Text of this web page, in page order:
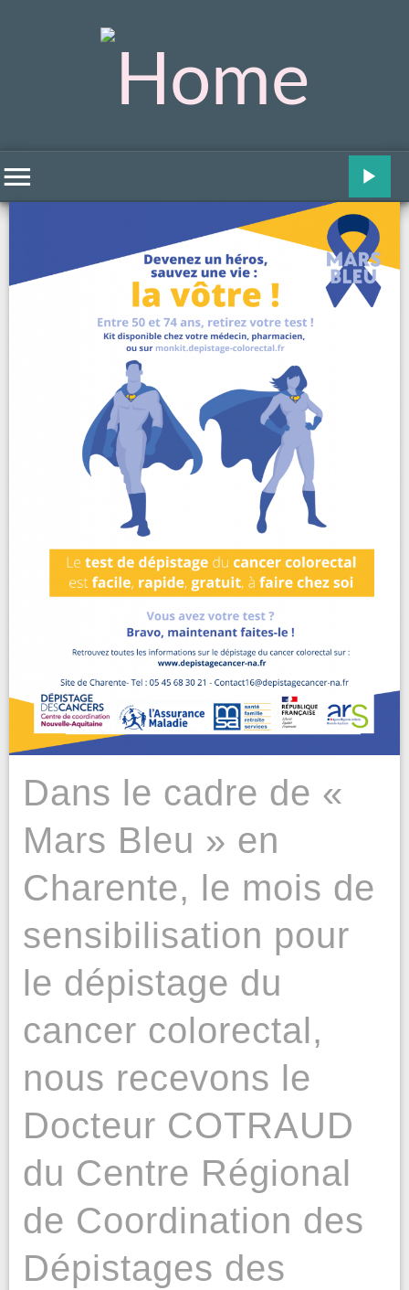
Dans le cadre de «
Mars Bleu » en
Charente, le mois de
sensibilisation pour
le dépistage du
cancer colorectal,
nous recevons le
Docteur COTRAUD
du Centre Régional
de Coordination des
Dépistages des